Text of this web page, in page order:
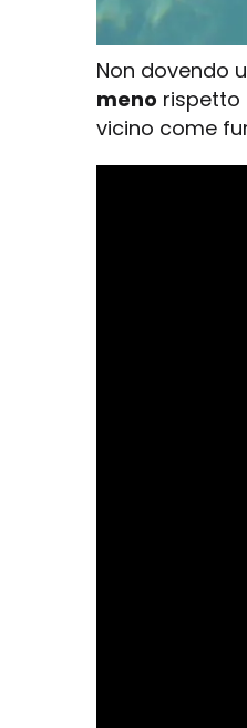
Non dovendo
meno rispetto
vicino come